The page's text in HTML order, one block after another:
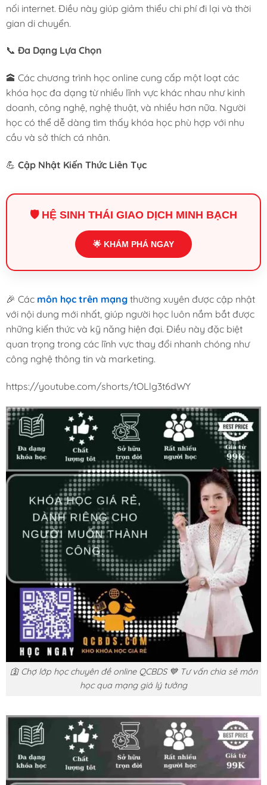
nối internet. Điều này giúp giảm thiểu chi phí đi lại và thời
gian di chuyển.
📞 Đa Dạng Lựa Chọn
🕋 Các chương trình học online cung cấp một loạt các
khóa học đa dạng từ nhiều lĩnh vực khác nhau như kinh
doanh, công nghệ, nghệ thuật, và nhiều hơn nữa. Người
học có thể dễ dàng tìm thấy khóa học phù hợp với nhu
cầu và sở thích cá nhân.
💪 Cập Nhật Kiến Thức Liên Tục
🛡️ HỆ SINH THÁI GIAO DỊCH MINH BẠCH
🌟 KHÁM PHÁ NGAY
🎉 Các môn học trên mạng thường xuyên được cập nhật
với nội dung mới nhất, giúp người học luôn nắm bắt được
những kiến thức và kỹ năng hiện đại. Điều này đặc biệt
quan trọng trong các lĩnh vực thay đổi nhanh chóng như
công nghệ thông tin và marketing.
https://youtube.com/shorts/tOLlg3t6dWY
🛐 Chợ lớp học chuyên đề online QCBDS 💙 Tư vấn chia sẻ môn
học qua mạng giá lý tưởng